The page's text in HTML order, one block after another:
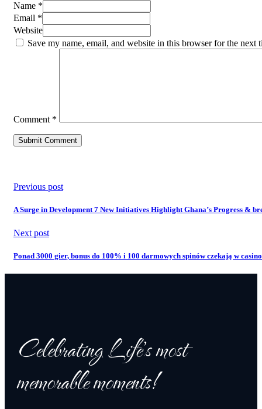
Name *
Email *
Website
Save my name, email, and website in this browser for the next
Comment *
Previous post
A Surge in Development 7 New Initiatives Highlight Ghana’s Progress &
Next post
Ponad 3000 gier, bonus do 100% i 100 darmowych spinów czekają w
Celebrating Life's most
memorable moments!